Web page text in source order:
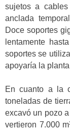
sujetos a
anclada
Doce soportes
lentamente
soportes se
apoyaría la
En cuanto a la
toneladas de
excavó un pozo
vertieron 7.000